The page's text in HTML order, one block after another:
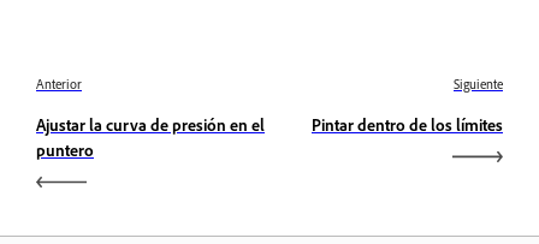
Anterior
Ajustar la curva de presión en el
puntero
Siguiente
Pintar dentro de los límites